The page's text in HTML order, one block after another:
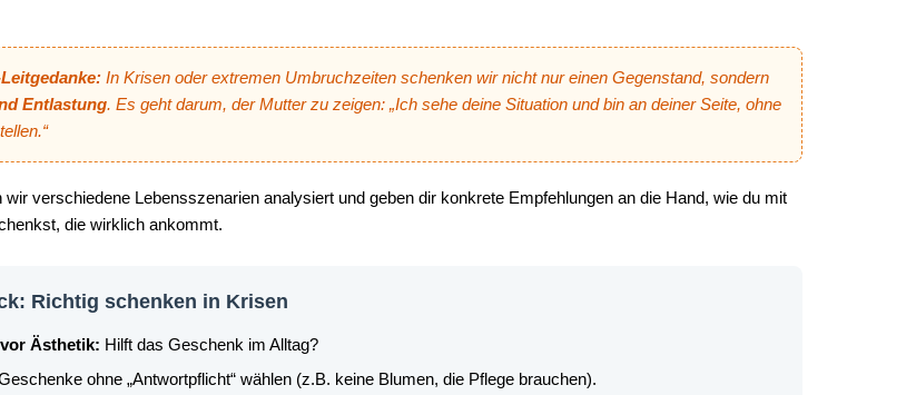
In Krisen oder extremen Umbruchzeiten schenken wir nicht nur einen Gegenstand, sondern
Entlastung. Es geht darum, der Mutter zu zeigen: „Ich sehe deine Situation und bin an deiner Seite, ohne
wir verschiedene Lebensszenarien analysiert und geben dir konkrete Empfehlungen an die Hand, wie du mit
die wirklich ankommt.
Richtig schenken in Krisen
Ästhetik: Hilft das Geschenk im Alltag?
ohne „Antwortpflicht“ wählen (z.B. keine Blumen, die Pflege brauchen).